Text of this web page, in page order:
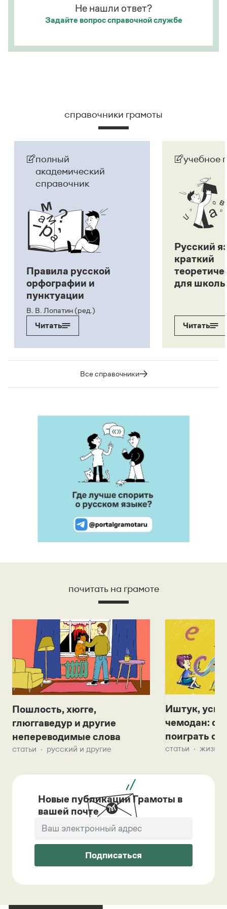
Не нашли ответ?
Задайте вопроссправочной службе
справочники грамоты
полный
академический
справочник
Правила русской
орфографии и
пунктуации
В. В. Лопатин (ред.)
Читать
учебное
Русский
краткий
для
Читать
Все справочники
почитать на грамоте
Пошлость, хюгге,
глюггаведур и другие
непереводимые слова
статьи русский и другие
Иштук,
чемодан:
поиграть с
статьи жизнь
Новые публикации Грамоты в
вашей почте
Подписаться